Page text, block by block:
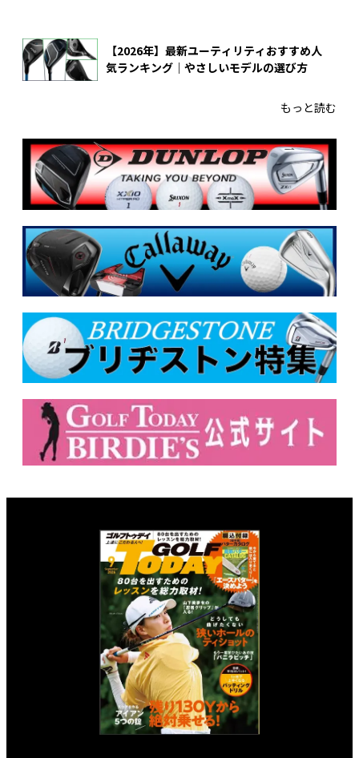
【2026年】最新ユーティリティおすすめ人
気ランキング｜やさしいモデルの選び方
もっと読む